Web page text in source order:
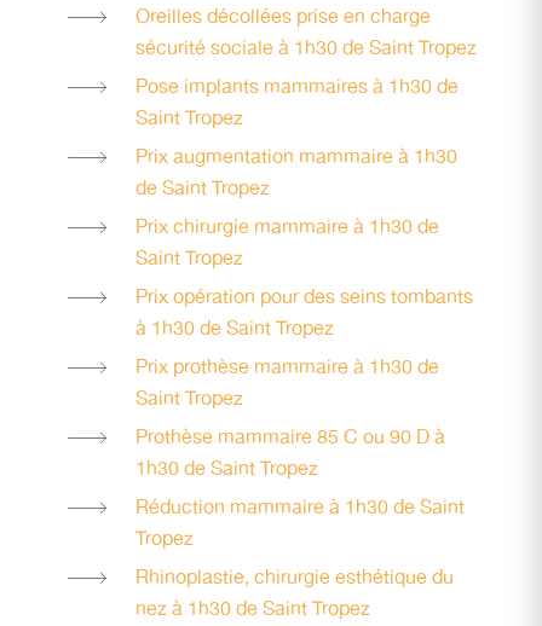
Oreilles décollées prise en charge
sécurité sociale à 1h30 de Saint Tropez
Pose implants mammaires à 1h30 de
Saint Tropez
Prix augmentation mammaire à 1h30
de Saint Tropez
Prix chirurgie mammaire à 1h30 de
Saint Tropez
Prix opération pour des seins tombants
à 1h30 de Saint Tropez
Prix prothèse mammaire à 1h30 de
Saint Tropez
Prothèse mammaire 85 C ou 90 D à
1h30 de Saint Tropez
Réduction mammaire à 1h30 de Saint
Tropez
Rhinoplastie, chirurgie esthétique du
nez à 1h30 de Saint Tropez